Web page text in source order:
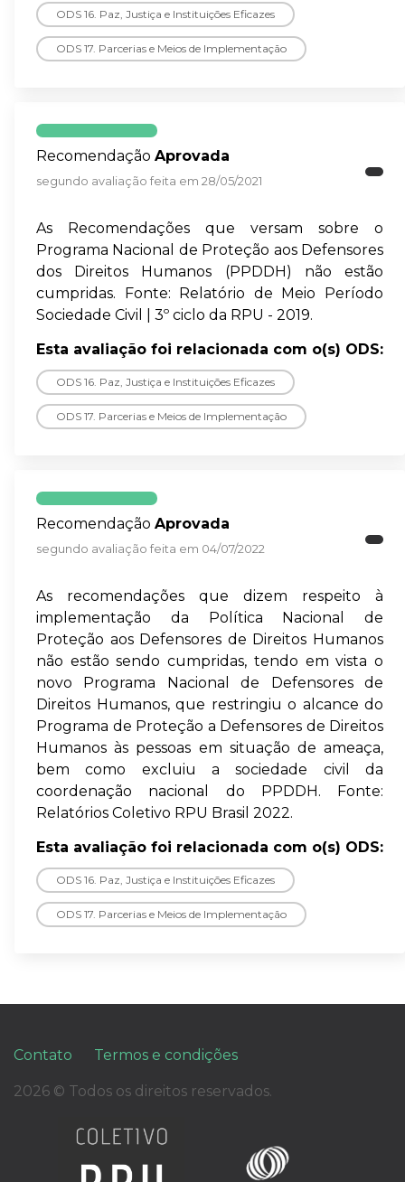
ODS 16. Paz, Justiça e Instituições Eficazes
ODS 17. Parcerias e Meios de Implementação
Recomendação Aprovada
segundo avaliação feita em 28/05/2021
As Recomendações que versam sobre o
Programa Nacional de Proteção aos Defensores
dos Direitos Humanos (PPDDH) não estão
cumpridas. Fonte: Relatório de Meio Período
Sociedade Civil | 3º ciclo da RPU - 2019.
Esta avaliação foi relacionada com o(s) ODS:
ODS 16. Paz, Justiça e Instituições Eficazes
ODS 17. Parcerias e Meios de Implementação
Recomendação Aprovada
segundo avaliação feita em 04/07/2022
As recomendações que dizem respeito à
implementação da Política Nacional de
Proteção aos Defensores de Direitos Humanos
não estão sendo cumpridas, tendo em vista o
novo Programa Nacional de Defensores de
Direitos Humanos, que restringiu o alcance do
Programa de Proteção a Defensores de Direitos
Humanos às pessoas em situação de ameaça,
bem como excluiu a sociedade civil da
coordenação nacional do PPDDH. Fonte:
Relatórios Coletivo RPU Brasil 2022.
Esta avaliação foi relacionada com o(s) ODS:
ODS 16. Paz, Justiça e Instituições Eficazes
ODS 17. Parcerias e Meios de Implementação
Contato Termos e condições
2026 © Todos os direitos reservados.